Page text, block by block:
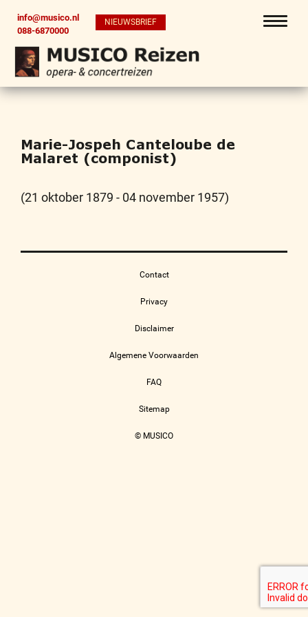
info@musico.nl
088-6870000
NIEUWSBRIEF
Marie-Jospeh Canteloube de
Malaret (componist)
(21 oktober 1879 - 04 november 1957)
Contact
Privacy
Disclaimer
Algemene Voorwaarden
FAQ
Sitemap
© MUSICO